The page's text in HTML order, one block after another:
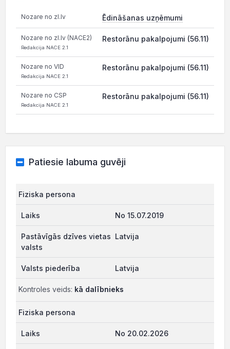
Nozare no zl.lv Ēdināšanas uzņēmumi
Nozare no zl.lv (NACE2)
Redakcija NACE 2.1
Restorānu pakalpojumi (56.11)
Nozare no VID
Redakcija NACE 2.1
Restorānu pakalpojumi (56.11)
Nozare no CSP
Redakcija NACE 2.1
Restorānu pakalpojumi (56.11)
Patiesie labuma guvēji
Fiziska persona
No 15.07.2019
Latvija
Latvija
Kontroles veids: kā dalībnieks
Fiziska persona
No 20.02.2026